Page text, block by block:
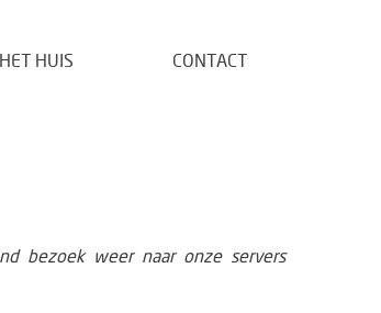
HET HUIS CONTACT